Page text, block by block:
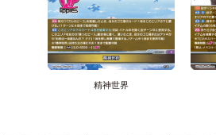
精神世界